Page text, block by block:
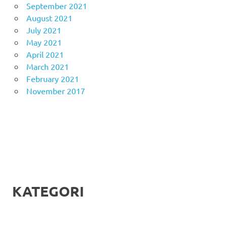
September 2021
August 2021
July 2021
May 2021
April 2021
March 2021
February 2021
November 2017
KATEGORI